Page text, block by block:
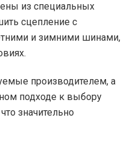
из специальных
сцепление с
и зимними шинами,
производителем, а
подходе к выбору
значительно